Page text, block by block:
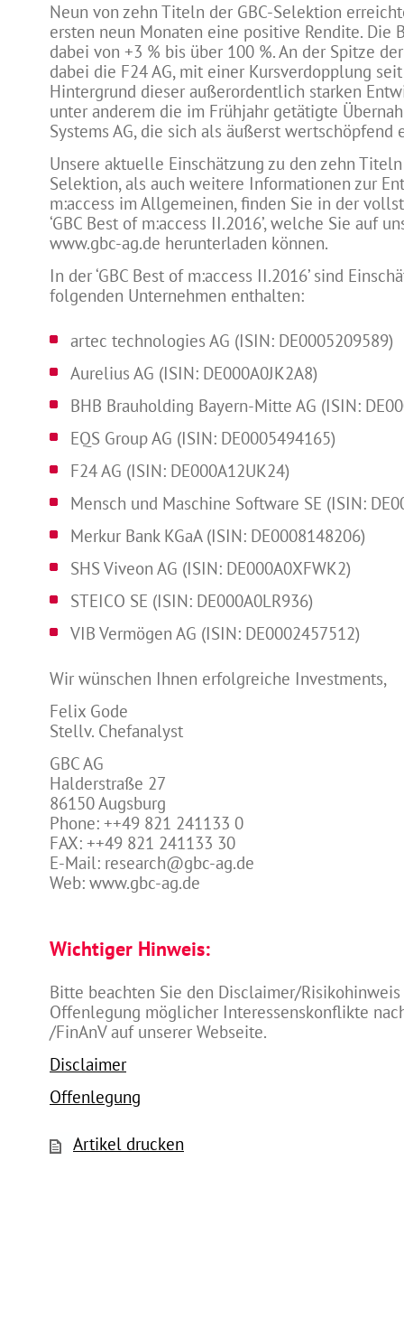
Neun von zehn Titeln der GBC-Selektion
ersten neun Monaten eine positive Rendite. Die
dabei von +3 % bis über 100 %. An der Spitze
dabei die F24 AG, mit einer Kursverdopplung
Hintergrund dieser außerordentlich starken
unter anderem die im Frühjahr getätigte
Systems AG, die sich als äußerst wertschöpfend
Unsere aktuelle Einschätzung zu den zehn Titeln
Selektion, als auch weitere Informationen zur
m:access im Allgemeinen, finden Sie in der
‘GBC Best of m:access II.2016’, welche Sie auf
www.gbc-ag.de herunterladen können.
In der ‘GBC Best of m:access II.2016’ sind
folgenden Unternehmen enthalten:
artec technologies AG (ISIN: DE0005209589)
Aurelius AG (ISIN: DE000A0JK2A8)
BHB Brauholding Bayern-Mitte AG (ISIN:
EQS Group AG (ISIN: DE0005494165)
F24 AG (ISIN: DE000A12UK24)
Mensch und Maschine Software SE (ISIN:
Merkur Bank KGaA (ISIN: DE0008148206)
SHS Viveon AG (ISIN: DE000A0XFWK2)
STEICO SE (ISIN: DE000A0LR936)
VIB Vermögen AG (ISIN: DE0002457512)
Wir wünschen Ihnen erfolgreiche Investments,
Felix Gode
Stellv. Chefanalyst
GBC AG
Halderstraße 27
86150 Augsburg
Phone: ++49 821 241133 0
FAX: ++49 821 241133 30
E-Mail: research@gbc-ag.de
Web: www.gbc-ag.de
Wichtiger Hinweis:
Bitte beachten Sie den Disclaimer/
Offenlegung möglicher Interessenskonflikte
/FinAnV auf unserer Webseite.
Disclaimer
Offenlegung
Artikel drucken